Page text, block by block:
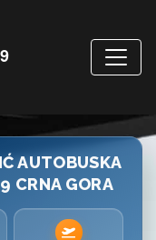
AUTOBUSKA
CRNA GORA